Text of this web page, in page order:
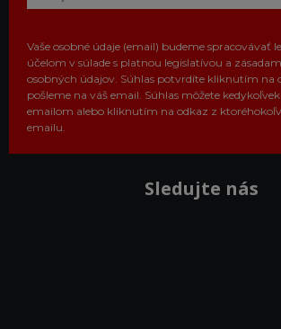
Vaše osobné údaje (email) budeme spracovávať
účelom v súlade s platnou legislatívou a
osobných údajov. Súhlas potvrdíte kliknutím na
pošleme na váš email. Súhlas môžete
emailom alebo kliknutím na odkaz z
emailu.
Sledujte nás